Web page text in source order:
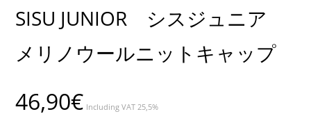
SISU JUNIOR シスジュニア
メリノウールニットキャップ
46,90€ Including VAT 25,5%